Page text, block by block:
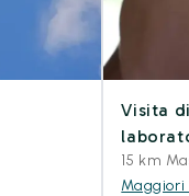
Visita
15 km